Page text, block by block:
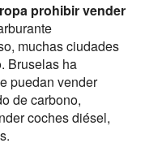
prohibir vender
muchas ciudades
Bruselas ha
puedan vender
de carbono,
coches diésel,